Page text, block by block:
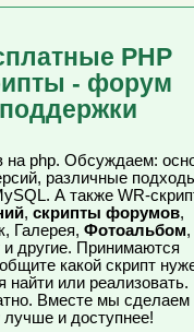
PHP
- форум
на php. Обсуждаем:
различные
А также WR-
, скрипты форумов,
Галерея, Фотоальбом,
другие. Принимаются
какой скрипт
найти или реализовать.
Вместе мы сделаем
лучше и доступнее!